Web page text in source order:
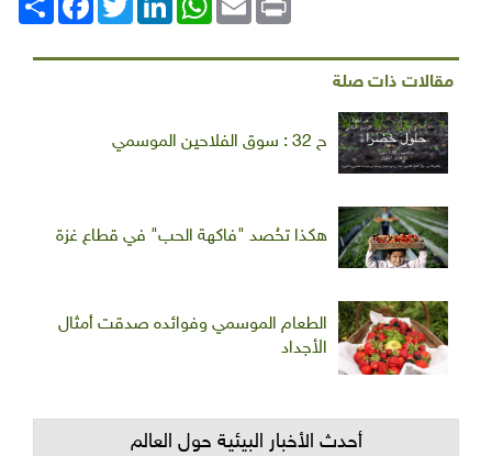
مقالات ذات صلة
ح 32 : سوق الفلاحين الموسمي
هكذا تحُصد "فاكهة الحب" في قطاع غزة
الطعام الموسمي وفوائده صدقت أمثال
الأجداد
أحدث الأخبار البيئية حول العالم